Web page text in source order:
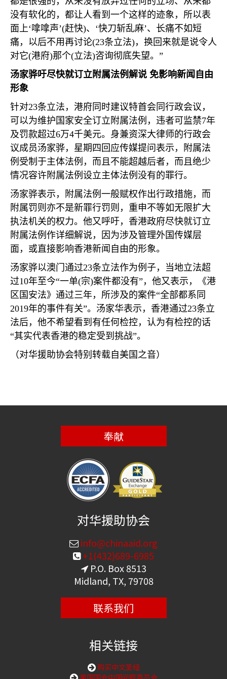
没有软化的，都让人看到一个这样的迹象，所以表
面上‘嗱嗱声’(赶快)、‘快刀斩乱麻’、长痛不如短
痛，以后不用再讨论(23条立法)，换回来就是说令人
对它(港府)那个(立法)咨询彻底失望。”
汤家骅吁尽快就订立附属法例解说 免影响新闻自由
形象
针对23条立法，港府同时建议特首会同行政会议，
可以为维护国家安全订立附属法例，违者可监禁7年
及罚款超过6万4千美元。身兼资深大律师的行政会
议成员汤家骅，星期四回应传媒提问表示，附属法
例受制于主体法例，而且不能超越后者，而且绝少
情况容许附属法例设立主体法例没有的罪行。
汤家骅表示，附属法例一般赋权作出行政措施，而
附属罚则亦不是新罪行罚则，重申不等如无限扩大
执法机关的权力。他又呼吁，香港政府尽快就订立
附属法例作详细解说，因为涉及管理外国传媒层
面，或直接影响香港新闻自由的形象。
汤家骅以澳门通过23条立法作为例子，当地立法超
过10年至今“一单(宗)案件都没有”，他又表示，《港
区国安法》通过三年，所涉及的案件“全部都系同
2019年的事件有关”。汤家华表示，香港通过23条立
法后，他不希望看到有任何检控，认为有检控的话
“其实代表香港的稳定受到挑战”。
（对华援助协会特别转载自美国之音）
奉献
对华援助协会
info@chinaaid.org
+1(432)689-6985
P.O. Box 8513
Midland, TX, 79708
联系我们
相关链接
购买中文圣经
美国国会中国问题委员会